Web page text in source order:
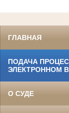
ГЛАВНАЯ
ПОДАЧА
ЭЛЕКТРОННОМ
О СУДЕ